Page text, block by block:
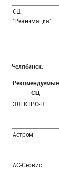
СЦ
"Реанимация"
Челябинск:
Рекомендуемые
СЦ
ЭЛЕКТРО-Н
Астром
АС-Сервис